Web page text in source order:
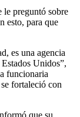
le preguntó sobre
esto, para que
es una agencia
Unidos”,
funcionaria
fortaleció con
que su